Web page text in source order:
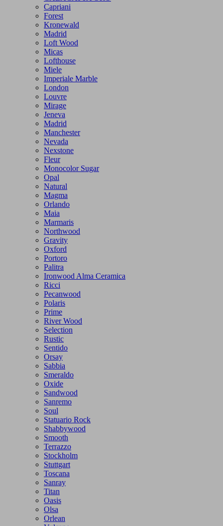
Capriani
Forest
Kronewald
Madrid
Loft Wood
Micas
Lofthouse
Miele
Imperiale Marble
London
Louvre
Mirage
Jeneva
Madrid
Manchester
Nevada
Nexstone
Fleur
Monocolor Sugar
Opal
Natural
Magma
Orlando
Maia
Marmaris
Northwood
Gravity
Oxford
Portoro
Palitra
Ironwood Alma Ceramica
Ricci
Pecanwood
Polaris
Prime
River Wood
Selection
Rustic
Sentido
Orsay
Sabbia
Smeraldo
Oxide
Sandwood
Sanremo
Soul
Statuario Rock
Shabbywood
Smooth
Terrazzo
Stockholm
Stuttgart
Toscana
Sanray
Titan
Oasis
Olsa
Orlean